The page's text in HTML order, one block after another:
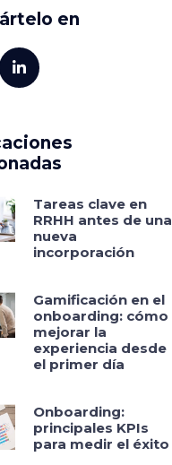
en
Tareas clave en
RRHH antes de una
nueva
incorporación
Gamificación en el
onboarding: cómo
mejorar la
experiencia desde
el primer día
Onboarding:
principales KPIs
para medir el éxito